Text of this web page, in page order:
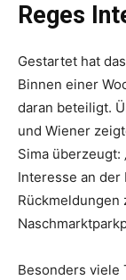
Reges
Gestartet hat
Binnen einer
daran beteiligt.
und Wiener
Sima überzeugt:
Interesse an
Rückmeldungen
Besonders viele